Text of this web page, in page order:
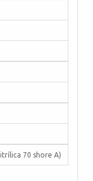
70 shore A)